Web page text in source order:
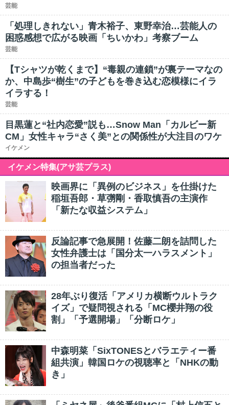
芸能
「処理しきれない」青木裕子、東野幸治…芸能人の
困惑感想で広がる映画「ちいかわ」考察ブーム
芸能
【Tシャツが乾くまで】“毒親の連鎖”が裏テーマなの
か、中島歩“樹生”の子どもを巻き込む恋模様にイラ
イラする！
芸能
目黒蓮と“社内恋愛”説も…Snow Man「カルビー新
CM」女性キャラ“さく美”との関係性が大注目のワケ
イケメン
イケメン特集(アサ芸プラス)
映画界に「異例のビジネス」を仕掛けた
稲垣吾郎・草彅剛・香取慎吾の主演作
「新たな収益システム」
反論記事で急展開！佐藤二朗を詰問した
女性弁護士は「国分太一ハラスメント」
の担当者だった
28年ぶり復活「アメリカ横断ウルトラク
イズ」で疑問視される「MC櫻井翔の役
割」「予選開場」「分断ロケ」
中森明菜「SixTONESとバラエティー番
組共演」韓国ロケの視聴率と「NHKの動
き」